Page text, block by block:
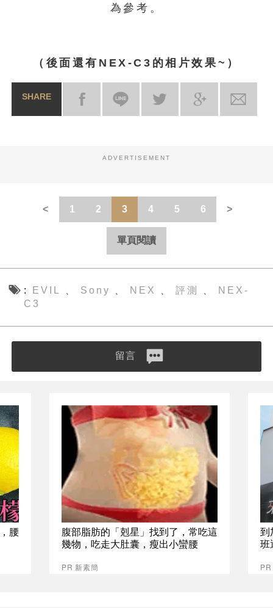
為參考。
（後面還有NEX-C3的相片效果~）
SHARE
ADVERTISEMENT
1 2 3 4 5 6
單頁閱讀
EVIL Sony NEX 評測
NEX-
C3
留言
腰
腹部脂肪的「剋星」找到了，常吃這
幾物，吃走大肚囊，瘦出小蠻腰
PR 新素簡
到
班